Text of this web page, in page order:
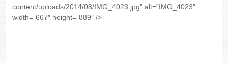
content/uploads/2014/08/IMG_4023.jpg” alt=”IMG_4023″
width=”667″ height=”889″ />